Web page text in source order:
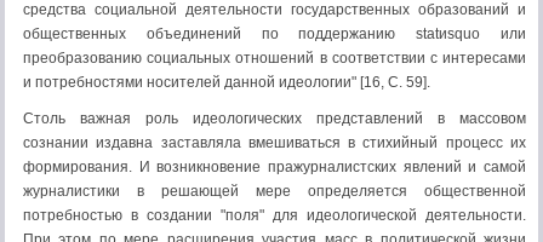
средства социальной деятельности государственных образований и
общественных объединений по поддержанию statиsquo или
преобразованию социальных отношений в соответствии с интересами
и потребностями носителей данной идеологии" [16, С. 59].
Столь важная роль идеологических представлений в массовом
сознании издавна заставляла вмешиваться в стихийный процесс их
формирования. И возникновение пражурналистских явлений и самой
журналистики в решающей мере определяется общественной
потребностью в создании "поля" для идеологической деятельности.